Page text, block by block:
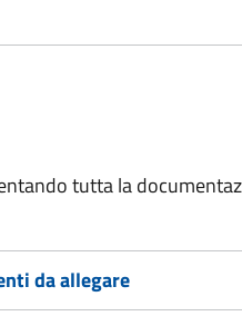
tutta la
da allegare